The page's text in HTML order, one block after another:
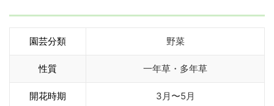
園芸分類 野菜
性質 一年草・多年草
開花時期 3月〜5月